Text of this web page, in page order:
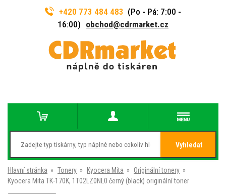
+420 773 484 483 (Po - Pá: 7:00 -
16:00) obchod@cdrmarket.cz
Vyhledat
Hlavní stránka » Tonery » Kyocera Mita » Originální tonery »
Kyocera Mita TK-170K, 1T02LZ0NL0 černý (black) originální toner